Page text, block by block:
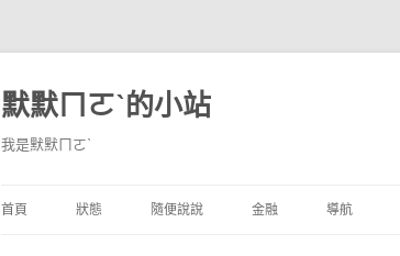
默默ㄇㄛˋ的小站
我是默默ㄇㄛˋ
首頁 狀態 隨便說說 金融 導航